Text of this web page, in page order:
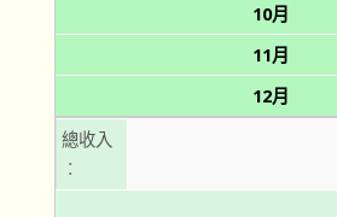
10月
11月
12月
總收入
︰